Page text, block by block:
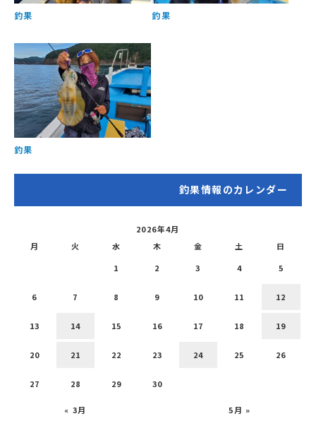
釣果 釣果
釣果
釣果情報のカレンダー
2026年4月
月
火 水 木 金 土 日
« 3月 5月 »
1 2 3 4 5
6 7 8 9 10 11 12
13 14 15 16 17 18 19
20 21 22 23 24 25 26
27 28 29 30